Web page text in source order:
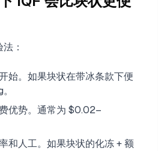
：
始。如果块状在带冰条款下便
优势。通常为 $0.02–
和人工。如果块状的化冻 + 额